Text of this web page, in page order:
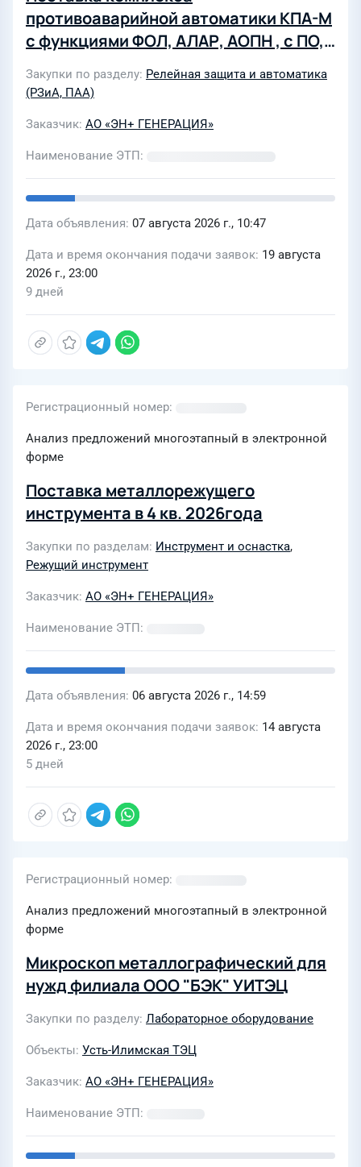
противоаварийной автоматики КПА-М
с функциями ФОЛ, АЛАР, АОПН , с ПО,
Закупки по разделу Релейная защита и автоматика
(РЗиА, ПАА)
Заказчик АО «ЭН+ ГЕНЕРАЦИЯ»
Наименование ЭТП
Дата объявления 07 августа 2026 г., 10:47
Дата и время окончания подачи заявок 19 августа
2026 г., 23:00
9 дней
Регистрационный номер
Анализ предложений многоэтапный в электронной
форме
Поставка металлорежущего
инструмента в 4 кв. 2026года
Закупки по разделам Инструмент и оснастка,
Режущий инструмент
Заказчик АО «ЭН+ ГЕНЕРАЦИЯ»
Наименование ЭТП
Дата объявления 06 августа 2026 г., 14:59
Дата и время окончания подачи заявок 14 августа
2026 г., 23:00
5 дней
Регистрационный номер
Анализ предложений многоэтапный в электронной
форме
Микроскоп металлографический для
нужд филиала ООО "БЭК" УИТЭЦ
Закупки по разделу Лабораторное оборудование
Объекты Усть-Илимская ТЭЦ
Заказчик АО «ЭН+ ГЕНЕРАЦИЯ»
Наименование ЭТП